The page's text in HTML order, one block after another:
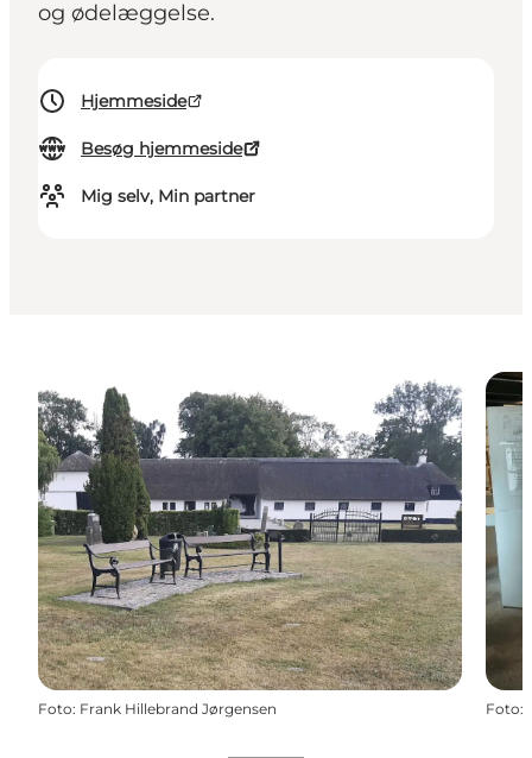
og ødelæggelse.
Hjemmeside
Besøg hjemmeside
Mig selv, Min partner
Foto: Frank Hillebrand Jørgensen Foto: